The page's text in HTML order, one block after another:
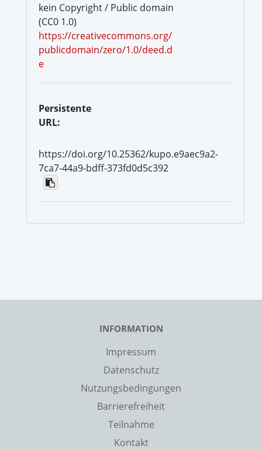
kein Copyright / Public domain
(CC0 1.0)
https://creativecommons.org/
publicdomain/zero/1.0/deed.d
e
Persistente
URL:
https://doi.org/10.25362/kupo.e9aec9a2-
7ca7-44a9-bdff-373fd0d5c392
INFORMATION
Impressum
Datenschutz
Nutzungsbedingungen
Barrierefreiheit
Teilnahme
Kontakt